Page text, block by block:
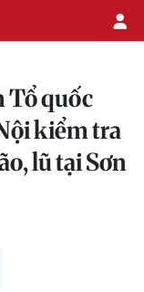
Tổ quốc
kiểm tra
lũ tại Sơn